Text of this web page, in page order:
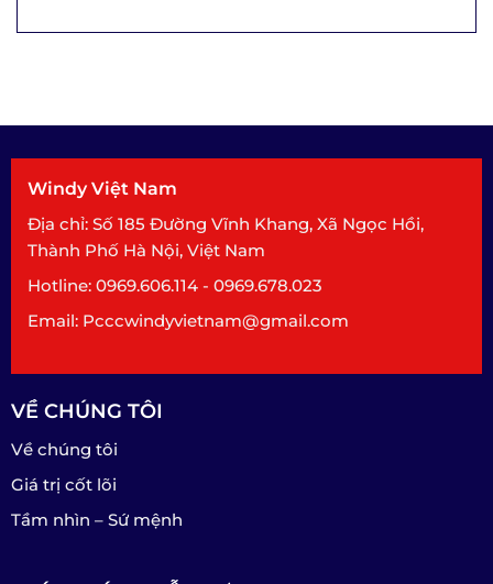
Windy Việt Nam
Địa chỉ: Số 185 Đường Vĩnh Khang, Xã Ngọc Hồi,
Thành Phố Hà Nội, Việt Nam
Hotline: 0969.606.114 - 0969.678.023
Email: Pcccwindyvietnam@gmail.com
VỀ CHÚNG TÔI
Về chúng tôi
Giá trị cốt lõi
Tầm nhìn – Sứ mệnh